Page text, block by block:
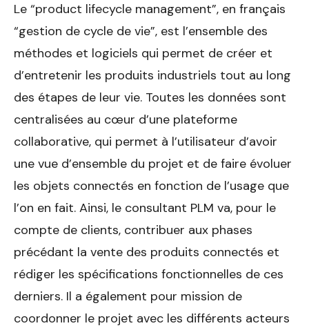
Le “product lifecycle management”, en français
“gestion de cycle de vie”, est l’ensemble des
méthodes et logiciels qui permet de créer et
d’entretenir les produits industriels tout au long
des étapes de leur vie. Toutes les données sont
centralisées au cœur d’une plateforme
collaborative, qui permet à l’utilisateur d’avoir
une vue d’ensemble du projet et de faire évoluer
les objets connectés en fonction de l’usage que
l’on en fait. Ainsi, le consultant PLM va, pour le
compte de clients, contribuer aux phases
précédant la vente des produits connectés et
rédiger les spécifications fonctionnelles de ces
derniers. Il a également pour mission de
coordonner le projet avec les différents acteurs